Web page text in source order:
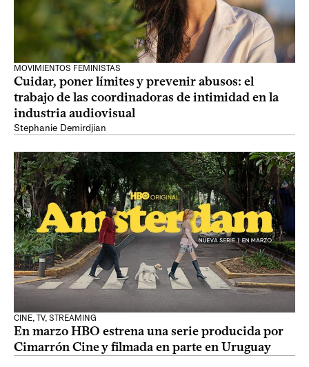
MOVIMIENTOS FEMINISTAS
Cuidar, poner límites y prevenir abusos: el
trabajo de las coordinadoras de intimidad en la
industria audiovisual
Stephanie Demirdjian
CINE, TV, STREAMING
En marzo HBO estrena una serie producida por
Cimarrón Cine y filmada en parte en Uruguay